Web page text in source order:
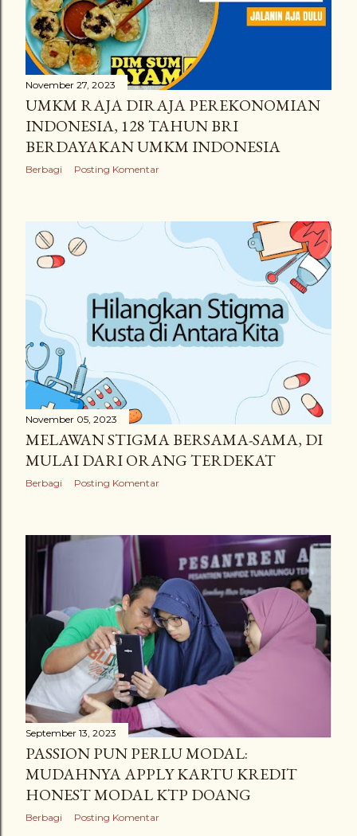
November 27, 2023
UMKM RAJA DIRAJA PEREKONOMIAN
INDONESIA, 128 TAHUN BRI
BERDAYAKAN UMKM INDONESIA
Berbagi Posting Komentar
November 05, 2023
MELAWAN STIGMA BERSAMA-SAMA, DI
MULAI DARI ORANG TERDEKAT
Berbagi Posting Komentar
September 13, 2023
PASSION PUN PERLU MODAL:
MUDAHNYA APPLY KARTU KREDIT
HONEST MODAL KTP DOANG
Berbagi Posting Komentar